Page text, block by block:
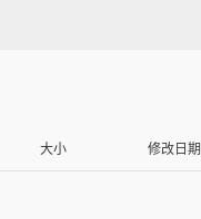
大小 修改日期